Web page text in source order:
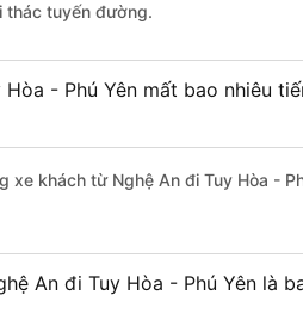
thác tuyến đường.
- Phú Yên mất bao nhiêu
xe khách từ Nghệ An đi Tuy Hòa -
An đi Tuy Hòa - Phú Yên là